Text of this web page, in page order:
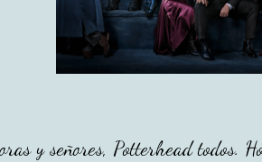
y señores, Potterhead todos.